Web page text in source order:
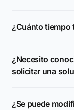
¿Cuánto tiempo
¿Necesito
solicitar una
¿Se puede